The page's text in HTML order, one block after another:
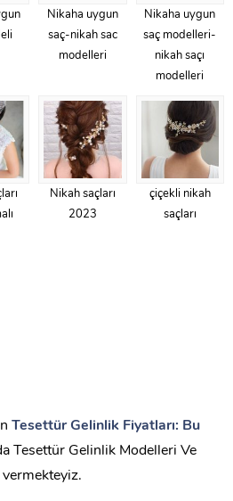
Nikaha uygun
saç-nikah sac
modelleri
Nikaha uygun
saç modelleri-
nikah saçı
modelleri
Nikah saçları
2023
çiçekli nikah
saçları
Tesettür Gelinlik Fiyatları: Bu
Tesettür Gelinlik Modelleri Ve
vermekteyiz.